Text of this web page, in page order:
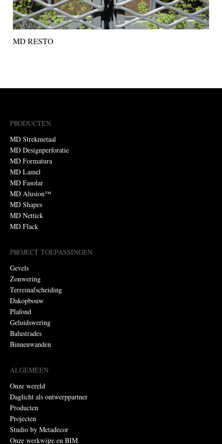
MD RESTO
PRODUCTEN
MD Strekmetaal
MD Designperforatie
MD Formatura
MD Lamel
MD Fasolar
MD Alusion™
MD Shapes
MD Nettick
MD Flack
PROJECT TOEPASSINGEN
Gevels
Zonwering
Terreinafscheiding
Dakopbouw
Plafond
Geluidswering
Balustrades
Binnenwanden
ALGEMEEN
Onze wereld
Daglicht als ontwerppartner
Producten
Projecten
Studio by Metadecor
Onze werkwijze en BIM